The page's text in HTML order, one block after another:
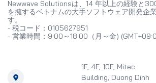
Newwave Solutionsは、14 年以上の経験と
を擁するベトナムの大手ソフトウェア開発企
す。
- 税コード：0105627951
- 営業時間：9:00～18:00（月～金)
1F, 4F, 10F, Mitec
Building, Duong Dinh